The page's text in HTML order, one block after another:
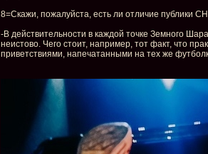
8=Скажи, пожалуйста, есть ли отличие публики
-В действительности в каждой точке Земного
неистово. Чего стоит, например, тот факт, что
приветствиями, напечатанными на тех же